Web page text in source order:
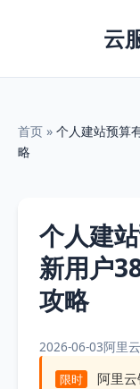
云
首页 » 个人建站预算
略
个人建
新用户
攻略
2026-06-03阿里
限时 阿里